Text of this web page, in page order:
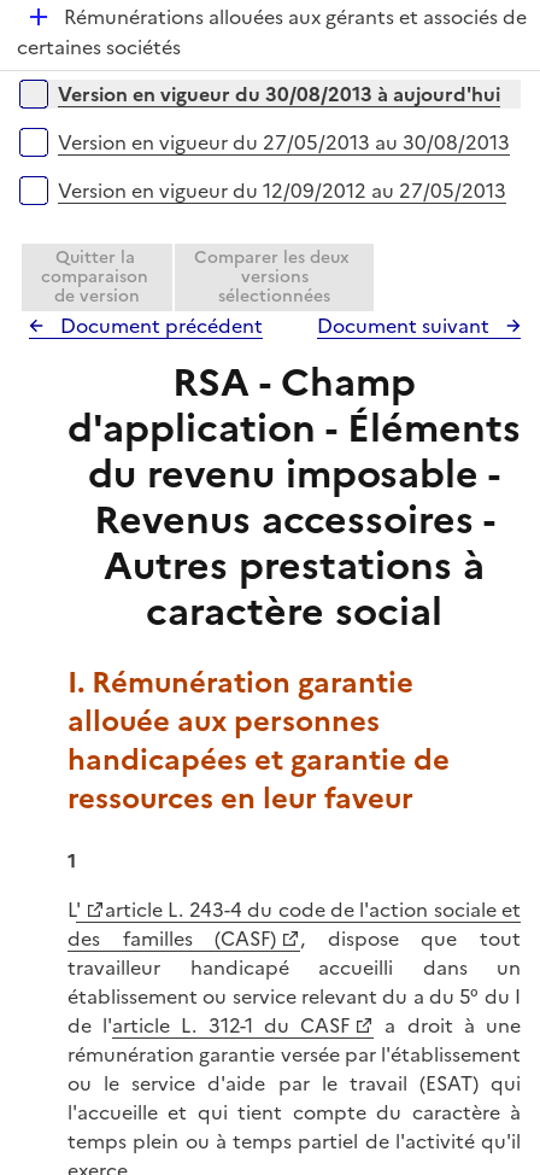
e
r
l
e
r
D
é
p
e
r
Rémunérations allouées aux gérants et associés de
certaines sociétés
Versions sur la période
Version en vigueur du 30/08/2013 à aujourd'hui
Version en vigueur du 27/05/2013 au 30/08/2013
Version en vigueur du 12/09/2012 au 27/05/2013
Quitter la
comparaison
de version
Comparer les deux
versions
sélectionnées
Document précédent Document suivant
RSA - Champ
d'application - Éléments
du revenu imposable -
Revenus accessoires -
Autres prestations à
caractère social
I. Rémunération garantie
allouée aux personnes
handicapées et garantie de
ressources en leur faveur
1
L'
article L. 243-4 du code de l'action sociale et
des familles (CASF)
, dispose que tout
travailleur handicapé accueilli dans un
établissement ou service relevant du a du 5° du I
de l'article L. 312-1 du CASF
a droit à une
rémunération garantie versée par l'établissement
ou le service d'aide par le travail (ESAT) qui
l'accueille et qui tient compte du caractère à
temps plein ou à temps partiel de l'activité qu'il